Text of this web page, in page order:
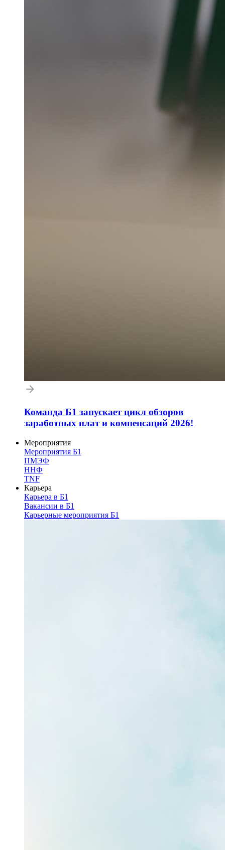
Команда Б1 запускает цикл обзоров
заработных плат и компенсаций 2026!
Мероприятия
Мероприятия Б1
ПМЭФ
ННФ
TNF
Карьера
Карьера в Б1
Вакансии в Б1
Карьерные мероприятия Б1